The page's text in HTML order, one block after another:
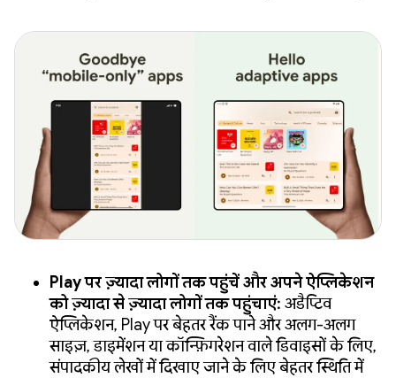
Play पर ज़्यादा लोगों तक पहुंचें और अपने ऐप्लिकेशन
को ज़्यादा से ज़्यादा लोगों तक पहुंचाएं: अडैप्टिव
ऐप्लिकेशन, Play पर बेहतर रैंक पाने और अलग-अलग
साइज़, डाइमेंशन या कॉन्फ़िगरेशन वाले डिवाइसों के लिए,
संपादकीय लेखों में दिखाए जाने के लिए बेहतर स्थिति में